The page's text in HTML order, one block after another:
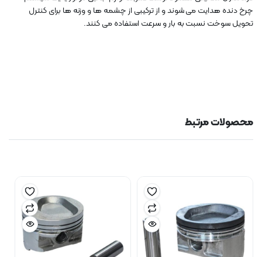
چرخ دنده هدایت می شوند و از ترکیبی از چشمه ها و وزنه ها برای کنترل
تحویل سوخت نسبت به بار و سرعت استفاده می کنند.
محصولات مرتبط